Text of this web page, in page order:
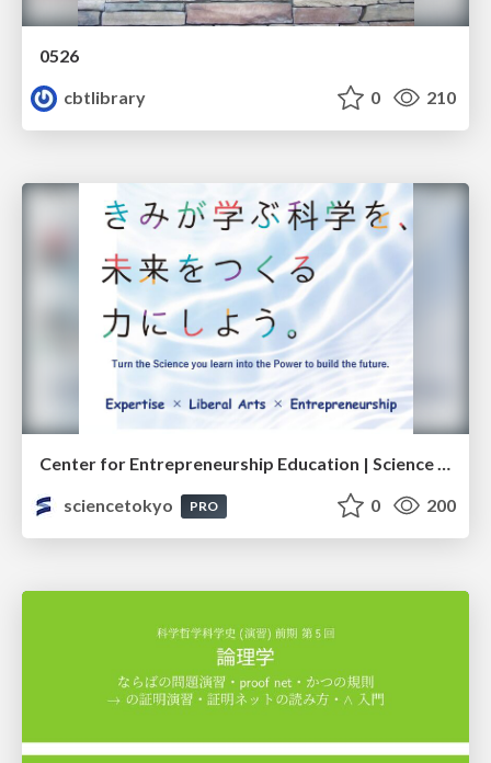
0526
cbtlibrary
0 210
Center for Entrepreneurship Education | Science Tokyo (Institute of Science Tokyo)
sciencetokyo
PRO 0 200